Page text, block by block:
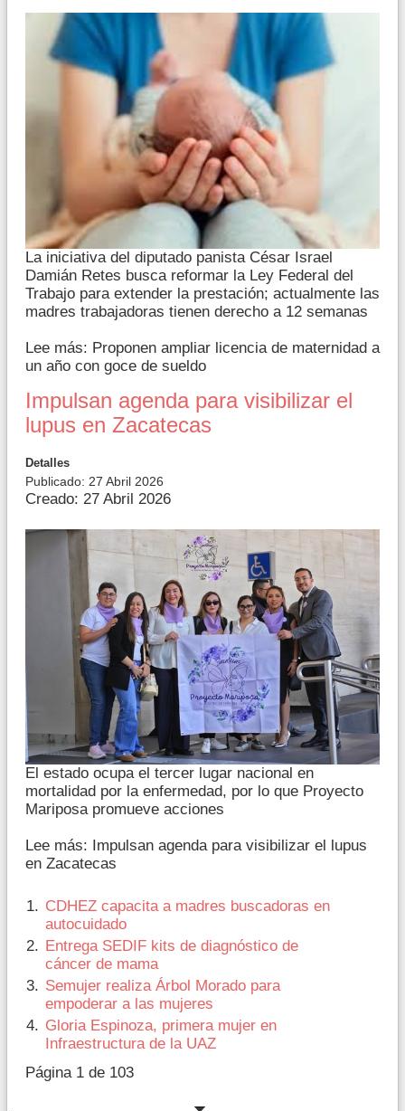
La iniciativa del diputado panista César Israel
Damián Retes busca reformar la Ley Federal del
Trabajo para extender la prestación; actualmente las
madres trabajadoras tienen derecho a 12 semanas
Lee más: Proponen ampliar licencia de maternidad a
un año con goce de sueldo
Impulsan agenda para visibilizar el
lupus en Zacatecas
Detalles
Publicado: 27 Abril 2026
Creado: 27 Abril 2026
El estado ocupa el tercer lugar nacional en
mortalidad por la enfermedad, por lo que Proyecto
Mariposa promueve acciones
Lee más: Impulsan agenda para visibilizar el lupus
en Zacatecas
CDHEZ capacita a madres buscadoras en
autocuidado
Entrega SEDIF kits de diagnóstico de
cáncer de mama
Semujer realiza Árbol Morado para
empoderar a las mujeres
Gloria Espinoza, primera mujer en
Infraestructura de la UAZ
Página 1 de 103